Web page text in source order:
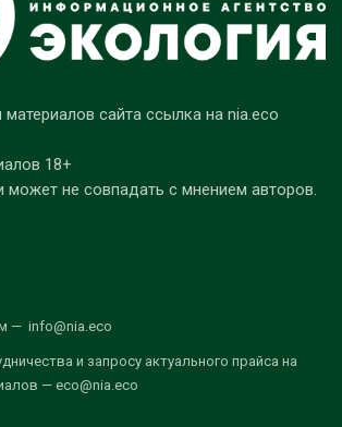
сайта ссылка на nia.eco
18+
может не совпадать с мнением авторов.
— info@nia.eco
и запросу актуального прайса на
— eco@nia.eco